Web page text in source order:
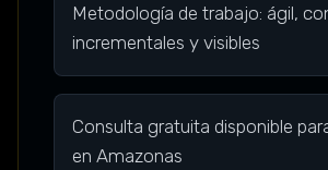
Metodología de trabajo: ágil,
incrementales y visibles
Consulta gratuita disponible
en Amazonas